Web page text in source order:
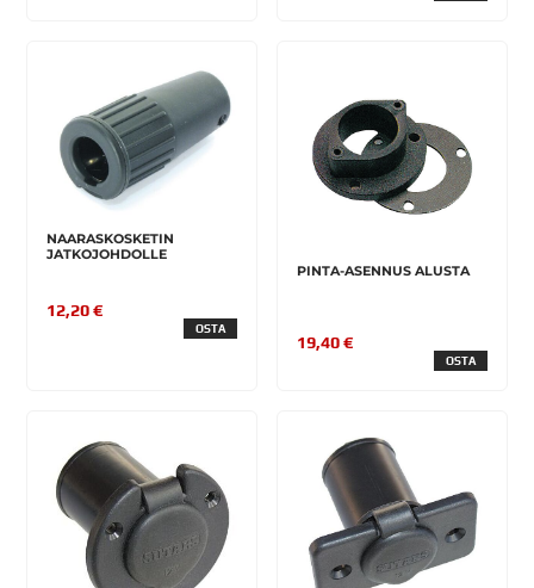
NAARASKOSKETIN
JATKOJOHDOLLE
12,20 €
OSTA
PINTA-ASENNUS ALUSTA
19,40 €
OSTA